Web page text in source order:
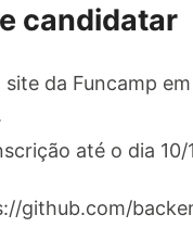
candidatar
site da Funcamp
até o dia 10/
github.com/